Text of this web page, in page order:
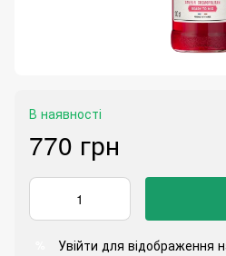
В наявності
770 грн
Увійти для відображення